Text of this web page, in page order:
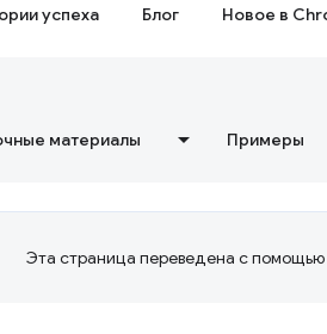
успеха Блог Новое в
материалы Примеры
Эта страница переведена с помощью